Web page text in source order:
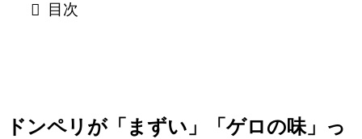
目次
ドンペリが「まずい」「ゲロの味」っ